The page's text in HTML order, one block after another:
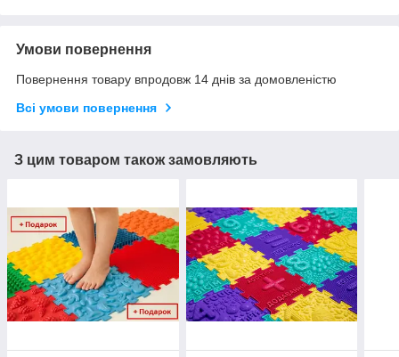
Умови повернення
Повернення товару впродовж 14 днів за домовленістю
Всі умови повернення
З цим товаром також замовляють